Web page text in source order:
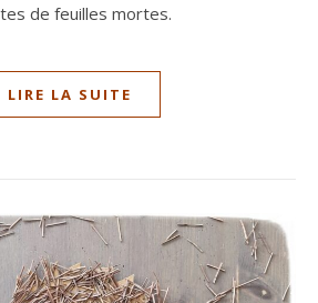
de feuilles mortes.
LIRE LA SUITE